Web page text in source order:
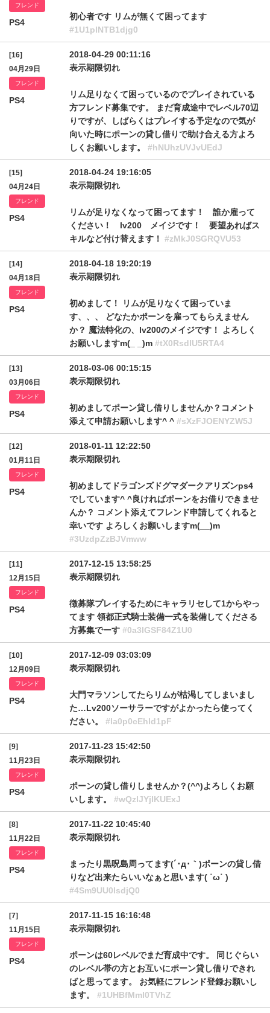
フレンド
PS4
初心者です リムが無くて困ってます
#1U1plNTB1djg0
[16]
04月29日
フレンド
PS4
2018-04-29 00:11:16
表示期限切れ
リム足りなくて困っているのでプレイされている
方フレンド募集です。 まだ育成途中でレベル70辺
りですが、しばらくはプレイする予定なので気が
向いた時にポーンの貸し借りで助け合える方よろ
しくお願いします。 #hNUhzUVJvUEdJ
[15]
04月24日
フレンド
PS4
2018-04-24 19:16:05
表示期限切れ
リムが足りなくなって困ってます！ 誰か雇って
ください！ lv200 メイジです！ 要望あればス
キルなど付け替えます！ #zMkJ0SGRQVU53
[14]
04月18日
フレンド
PS4
2018-04-18 19:20:19
表示期限切れ
初めまして！ リムが足りなくて困っていま
す、、、 どなたかポーンを雇ってもらえません
か？ 魔法特化の、lv200のメイジです！ よろしく
お願いしますm(_ _)m #tX0RsdlU5RTA4
[13]
03月06日
フレンド
PS4
2018-03-06 00:15:15
表示期限切れ
初めましてポーン貸し借りしませんか？コメント
添えて申請お願いします^ ^ #sXzFJOENYZW5J
[12]
01月11日
フレンド
PS4
2018-01-11 12:22:50
表示期限切れ
初めましてドラゴンズドグマダークアリズンps4
でしています^ ^良ければポーンをお借りできませ
んか？ コメント添えてフレンド申請してくれると
幸いです よろしくお願いしますm(__)m
#3UzdpZzBJVmww
[11]
12月15日
フレンド
PS4
2017-12-15 13:58:25
表示期限切れ
徴募隊プレイするためにキャラリセして1からやっ
てます 領都正式騎士装備一式を装備してくださる
方募集でーす #0a3lGSF84Z1U0
[10]
12月09日
フレンド
PS4
2017-12-09 03:03:09
表示期限切れ
大門マラソンしてたらリムが枯渇してしまいまし
た…Lv200ソーサラーですがよかったら使ってく
ださい。 #la0p0cEhld1pF
[9]
11月23日
フレンド
PS4
2017-11-23 15:42:50
表示期限切れ
ポーンの貸し借りしませんか？(^^)よろしくお願
いします。 #wQzlJYjlKUExJ
[8]
11月22日
フレンド
PS4
2017-11-22 10:45:40
表示期限切れ
まったり黒呪島周ってます(´･д･｀)ポーンの貸し借
りなど出来たらいいなぁと思います( ˙ω˙ )
#4Sm9UU0lsdjQ0
[7]
11月15日
フレンド
PS4
2017-11-15 16:16:48
表示期限切れ
ポーンは60レベルでまだ育成中です。 同じぐらい
のレベル帯の方とお互いにポーン貸し借りできれ
ばと思ってます。 お気軽にフレンド登録お願いし
ます。 #1UHBfMml0TVhZ